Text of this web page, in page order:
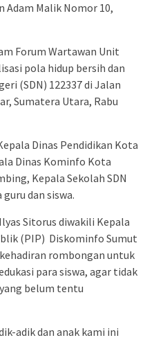
Adam Malik Nomor 10,
Forum Wartawan Unit
pola hidup bersih dan
(SDN) 122337 di Jalan
Sumatera Utara, Rabu
Dinas Pendidikan Kota
Dinas Kominfo Kota
Kepala Sekolah SDN
dan siswa.
Sitorus diwakili Kepala
(PIP) Diskominfo Sumut
rombongan untuk
para siswa, agar tidak
belum tentu
adik dan anak kami ini